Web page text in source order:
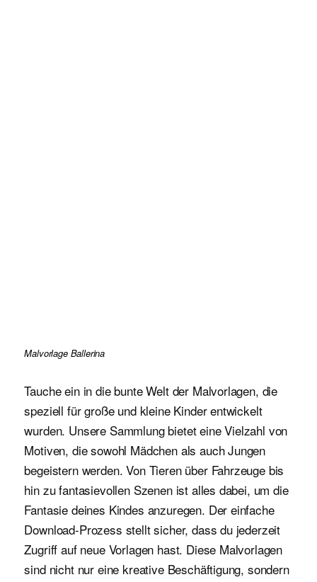
Malvorlage Ballerina
Tauche ein in die bunte Welt der Malvorlagen, die
speziell für große und kleine Kinder entwickelt
wurden. Unsere Sammlung bietet eine Vielzahl von
Motiven, die sowohl Mädchen als auch Jungen
begeistern werden. Von Tieren über Fahrzeuge bis
hin zu fantasievollen Szenen ist alles dabei, um die
Fantasie deines Kindes anzuregen. Der einfache
Download-Prozess stellt sicher, dass du jederzeit
Zugriff auf neue Vorlagen hast. Diese Malvorlagen
sind nicht nur eine kreative Beschäftigung, sondern